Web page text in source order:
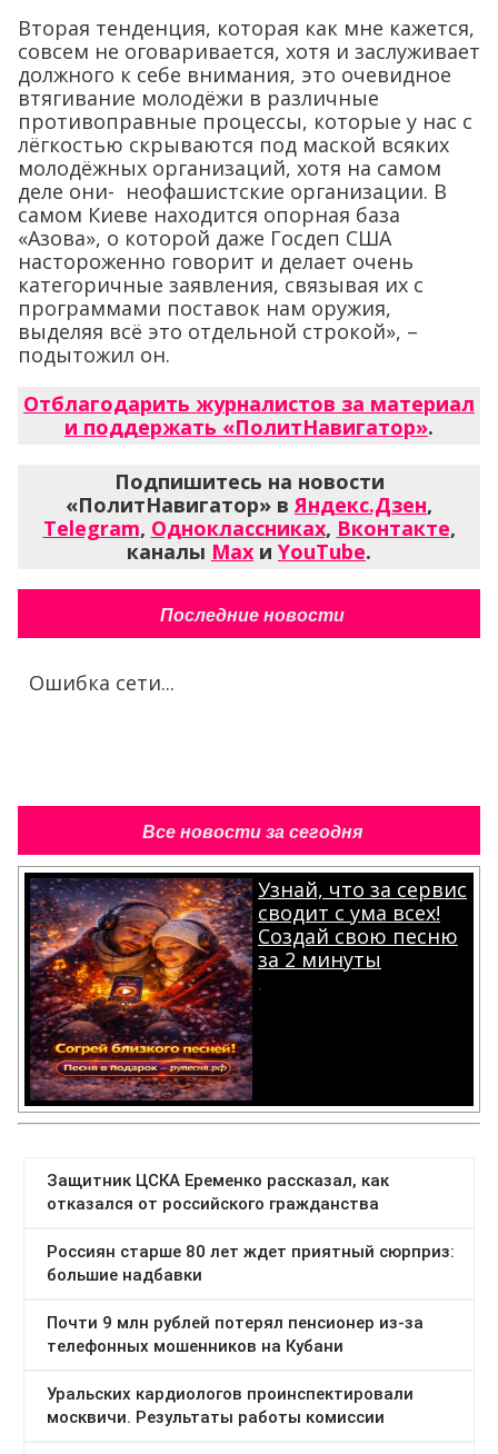
Вторая тенденция, которая как мне кажется,
совсем не оговаривается, хотя и заслуживает
должного к себе внимания, это очевидное
втягивание молодёжи в различные
противоправные процессы, которые у нас с
лёгкостью скрываются под маской всяких
молодёжных организаций, хотя на самом
деле они- неофашистские организации. В
самом Киеве находится опорная база
«Азова», о которой даже Госдеп США
настороженно говорит и делает очень
категоричные заявления, связывая их с
программами поставок нам оружия,
выделяя всё это отдельной строкой», –
подытожил он.
Отблагодарить журналистов за материал
и поддержать «ПолитНавигатор».
Подпишитесь на новости
«ПолитНавигатор» вЯндекс.Дзен,
Telegram, Одноклассниках, Вконтакте,
каналы Max и YouTube.
Последние новости
Ошибка сети...
Все новости за сегодня
Узнай, что за сервис
сводит с ума всех!
Создай свою песню
за 2 минуты
.